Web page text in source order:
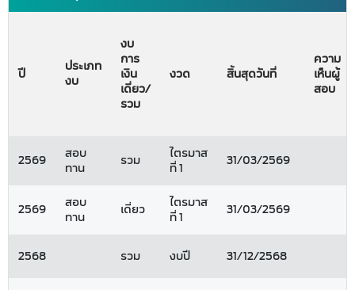
ปี
ประเภท
งบ
งบ
การ
เงิน
เดี่ยว/
รวม
งวด สิ้นสุดวันที่
ความ
เห็นผู้
สอบ
2569
สอบ
ทาน
รวม
ไตรมาส
ที่ 1
31/03/2569
2569
สอบ
ทาน
เดี่ยว
ไตรมาส
ที่ 1
31/03/2569
2568 รวม งบปี 31/12/2568